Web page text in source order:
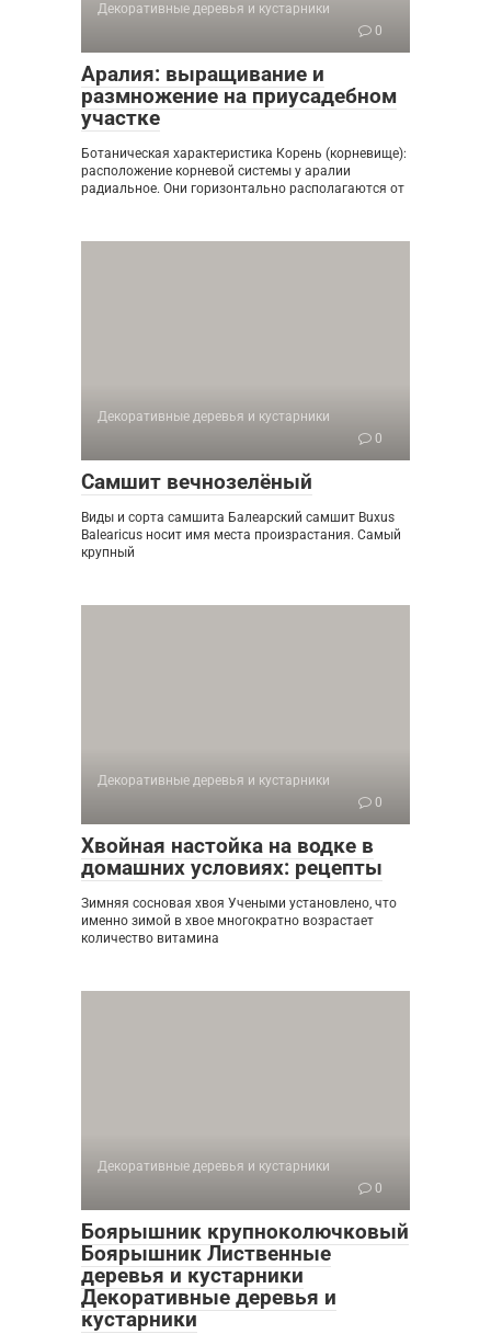
Декоративные деревья и кустарники
0
Аралия: выращивание и
размножение на приусадебном
участке
Ботаническая характеристика Корень (корневище):
расположение корневой системы у аралии
радиальное. Они горизонтально располагаются от
Декоративные деревья и кустарники
0
Самшит вечнозелёный
Виды и сорта самшита Балеарский самшит Buxus
Balearicus носит имя места произрастания. Самый
крупный
Декоративные деревья и кустарники
0
Хвойная настойка на водке в
домашних условиях: рецепты
Зимняя сосновая хвоя Учеными установлено, что
именно зимой в хвое многократно возрастает
количество витамина
Декоративные деревья и кустарники
0
Боярышник крупноколючковый
Боярышник Лиственные
деревья и кустарники
Декоративные деревья и
кустарники